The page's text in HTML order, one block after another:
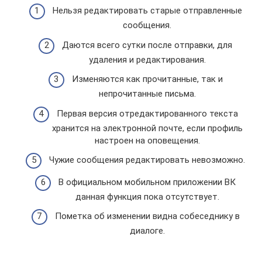
Нельзя редактировать старые отправленные
сообщения.
Даются всего сутки после отправки, для
удаления и редактирования.
Изменяются как прочитанные, так и
непрочитанные письма.
Первая версия отредактированного текста
хранится на электронной почте, если профиль
настроен на оповещения.
Чужие сообщения редактировать невозможно.
В официальном мобильном приложении ВК
данная функция пока отсутствует.
Пометка об изменении видна собеседнику в
диалоге.